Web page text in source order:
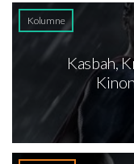
Kolumne
Kasbah,